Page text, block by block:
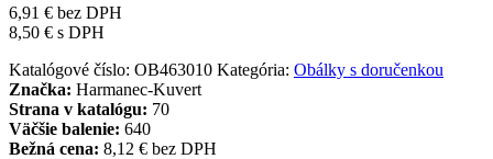
6,91 € bez DPH
8,50 € s DPH
Katalógové číslo: OB463010 Kategória: Obálky s doručenkou
Značka: Harmanec-Kuvert
Strana v katalógu: 70
Väčšie balenie: 640
Bežná cena: 8,12 € bez DPH